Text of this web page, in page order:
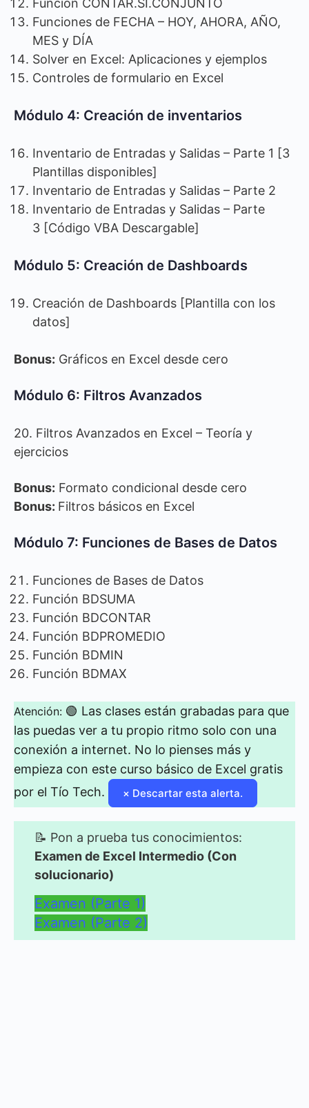
Función CONTAR.SI.CONJUNTO
Funciones de FECHA – HOY, AHORA, AÑO,
MES y DÍA
Solver en Excel: Aplicaciones y ejemplos
Controles de formulario en Excel
Módulo 4: Creación de inventarios
Inventario de Entradas y Salidas – Parte 1 [3
Plantillas disponibles]
Inventario de Entradas y Salidas – Parte 2
Inventario de Entradas y Salidas – Parte
3 [Código VBA Descargable]
Módulo 5: Creación de Dashboards
Creación de Dashboards [Plantilla con los
datos]
Bonus: Gráficos en Excel desde cero
Módulo 6: Filtros Avanzados
20. Filtros Avanzados en Excel – Teoría y
ejercicios
Bonus: Formato condicional desde cero
Bonus: Filtros básicos en Excel
Módulo 7: Funciones de Bases de Datos
Funciones de Bases de Datos
Función BDSUMA
Función BDCONTAR
Función BDPROMEDIO
Función BDMIN
Función BDMAX
Atención: 🟢 Las clases están grabadas para que
las puedas ver a tu propio ritmo solo con una
conexión a internet. No lo pienses más y
empieza con este curso básico de Excel gratis
por el Tío Tech.
× Descartar esta alerta.
📝 Pon a prueba tus conocimientos:
Examen de Excel Intermedio (Con
solucionario)
Examen (Parte 1)
Examen (Parte 2)